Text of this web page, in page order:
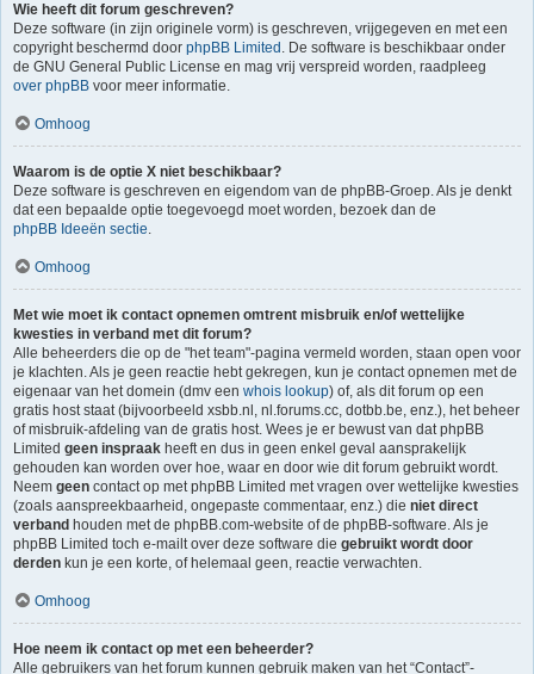
Wie heeft dit forum geschreven?
Deze software (in zijn originele vorm) is geschreven, vrijgegeven en met een
copyright beschermd door phpBB Limited . De software is beschikbaar onder
de GNU General Public License en mag vrij verspreid worden, raadpleeg
over phpBB voor meer informatie.
Omhoog
Waarom is de optie X niet beschikbaar?
Deze software is geschreven en eigendom van de phpBB-Groep. Als je denkt
dat een bepaalde optie toegevoegd moet worden, bezoek dan de
phpBB Ideeën sectie.
Omhoog
Met wie moet ik contact opnemen omtrent misbruik en/of wettelijke
kwesties in verband met dit forum?
Alle beheerders die op de "het team"-pagina vermeld worden, staan open voor
je klachten. Als je geen reactie hebt gekregen, kun je contact opnemen met de
eigenaar van het domein (dmv een whois lookup) of, als dit forum op een
gratis host staat (bijvoorbeeld xsbb.nl, nl.forums.cc, dotbb.be, enz.), het beheer
of misbruik-afdeling van de gratis host. Wees je er bewust van dat phpBB
Limited geen inspraak heeft en dus in geen enkel geval aansprakelijk
gehouden kan worden over hoe, waar en door wie dit forum gebruikt wordt.
Neem geen contact op met phpBB Limited met vragen over wettelijke kwesties
(zoals aanspreekbaarheid, ongepaste commentaar, enz.) die niet direct
verband houden met de phpBB.com-website of de phpBB-software. Als je
phpBB Limited toch e-mailt over deze software die gebruikt wordt door
derden kun je een korte, of helemaal geen, reactie verwachten.
Omhoog
Hoe neem ik contact op met een beheerder?
Alle gebruikers van het forum kunnen gebruik maken van het “Contact”-